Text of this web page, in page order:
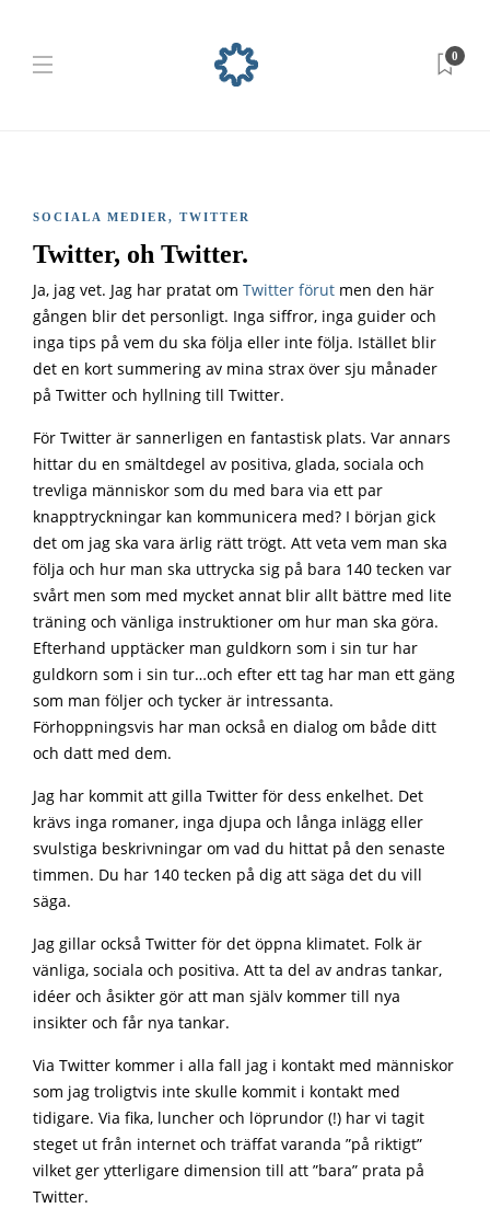
0
SOCIALA MEDIER , TWITTER
Twitter, oh Twitter.
Ja, jag vet. Jag har pratat om Twitter förut men den här
gången blir det personligt. Inga siffror, inga guider och
inga tips på vem du ska följa eller inte följa. Istället blir
det en kort summering av mina strax över sju månader
på Twitter och hyllning till Twitter.
För Twitter är sannerligen en fantastisk plats. Var annars
hittar du en smältdegel av positiva, glada, sociala och
trevliga människor som du med bara via ett par
knapptryckningar kan kommunicera med? I början gick
det om jag ska vara ärlig rätt trögt. Att veta vem man ska
följa och hur man ska uttrycka sig på bara 140 tecken var
svårt men som med mycket annat blir allt bättre med lite
träning och vänliga instruktioner om hur man ska göra.
Efterhand upptäcker man guldkorn som i sin tur har
guldkorn som i sin tur…och efter ett tag har man ett gäng
som man följer och tycker är intressanta.
Förhoppningsvis har man också en dialog om både ditt
och datt med dem.
Jag har kommit att gilla Twitter för dess enkelhet. Det
krävs inga romaner, inga djupa och långa inlägg eller
svulstiga beskrivningar om vad du hittat på den senaste
timmen. Du har 140 tecken på dig att säga det du vill
säga.
Jag gillar också Twitter för det öppna klimatet. Folk är
vänliga, sociala och positiva. Att ta del av andras tankar,
idéer och åsikter gör att man själv kommer till nya
insikter och får nya tankar.
Via Twitter kommer i alla fall jag i kontakt med människor
som jag troligtvis inte skulle kommit i kontakt med
tidigare. Via fika, luncher och löprundor (!) har vi tagit
steget ut från internet och träffat varanda ”på riktigt”
vilket ger ytterligare dimension till att ”bara” prata på
Twitter.